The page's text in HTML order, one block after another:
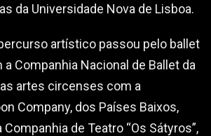
da Universidade Nova de Lisboa.
artístico passou pelo ballet
Companhia Nacional de Ballet da
artes circenses com a
Company, dos Países Baixos,
de Teatro “Os Sátyros”,